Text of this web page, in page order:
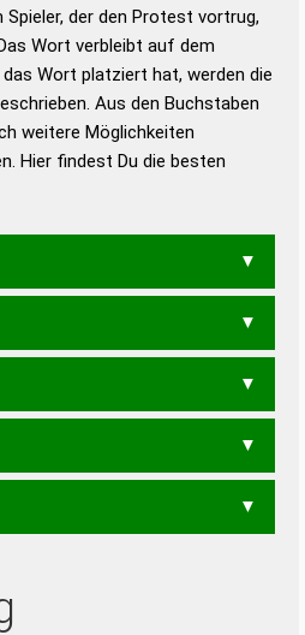
– Standardwerk in 12 Bänden
– Richtiges und gutes
– Die deutsche Grammatik
– Deutsches
der den Protest vortrug,
Wort verbleibt auf dem
das Wort platziert hat, werden die
Aus den Buchstaben
weitere Möglichkeiten
Hier findest Du die besten
LINSE SEILE SELEN SENIL
EISEN NIESE SEIEN SEINE